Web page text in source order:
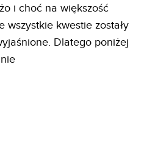
i choć na większość
wszystkie kwestie zostały
Dlatego poniżej